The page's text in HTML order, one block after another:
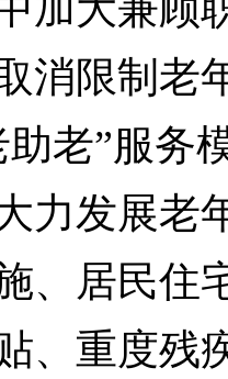
消限制老
老”服务
力发展老
、居民住
、重度残